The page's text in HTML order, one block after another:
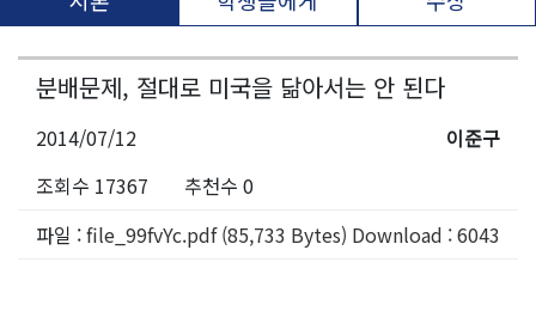
분배문제, 절대로 미국을 닮아서는 안 된다
2014/07/12
이준구
조회수 17367
추천수 0
파일 :file_99fvYc.pdf (85,733 Bytes) Download : 6043